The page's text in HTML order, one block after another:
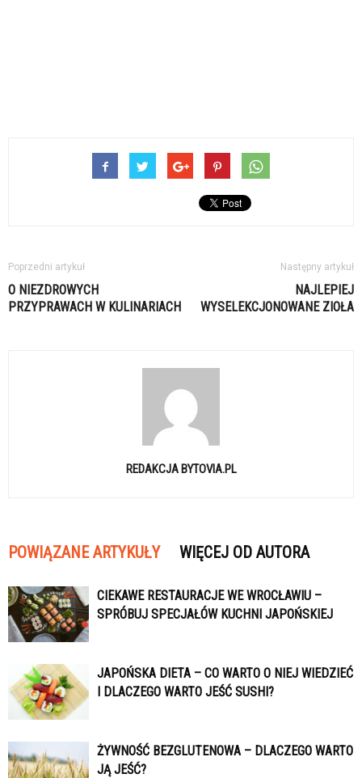
Poprzedni artykuł
O NIEZDROWYCH
PRZYPRAWACH W KULINARIACH
Następny artykuł
NAJLEPIEJ
WYSELEKCJONOWANE ZIOŁA
REDAKCJA BYTOVIA.PL
POWIĄZANE ARTYKUŁY WIĘCEJ OD AUTORA
CIEKAWE RESTAURACJE WE WROCŁAWIU –
SPRÓBUJ SPECJAŁÓW KUCHNI JAPOŃSKIEJ
JAPOŃSKA DIETA – CO WARTO O NIEJ WIEDZIEĆ
I DLACZEGO WARTO JEŚĆ SUSHI?
ŻYWNOŚĆ BEZGLUTENOWA – DLACZEGO WARTO
JĄ JEŚĆ?